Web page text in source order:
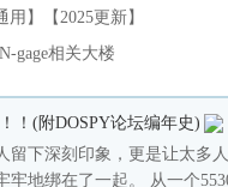
用】【2025更新】
gage相关大楼
！(附DOSPY论坛编年史)
下深刻印象，更是让太多
地绑在了一起。 从一个